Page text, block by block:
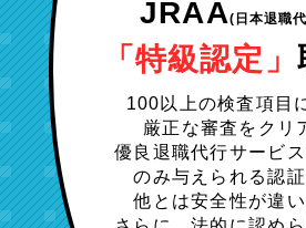
JRAA(日本退職
「特級認定」
100以上の検査項目
厳正な審査をクリ
優良退職代行サービ
のみ与えられる認
他とは安全性が違い